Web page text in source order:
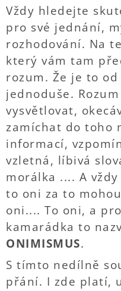
Vždy hledejte
pro své jednání,
rozhodování. Na
který vám tam
rozum. Že je to
jednoduše.
vysvětlovat,
zamíchat do toho
informací,
vzletná, líbivá
morálka .... A
to oni za to
oni.... To oni, a
kamarádka to
ONIMISMUS.
S tímto nedílně
přání. I zde platí,